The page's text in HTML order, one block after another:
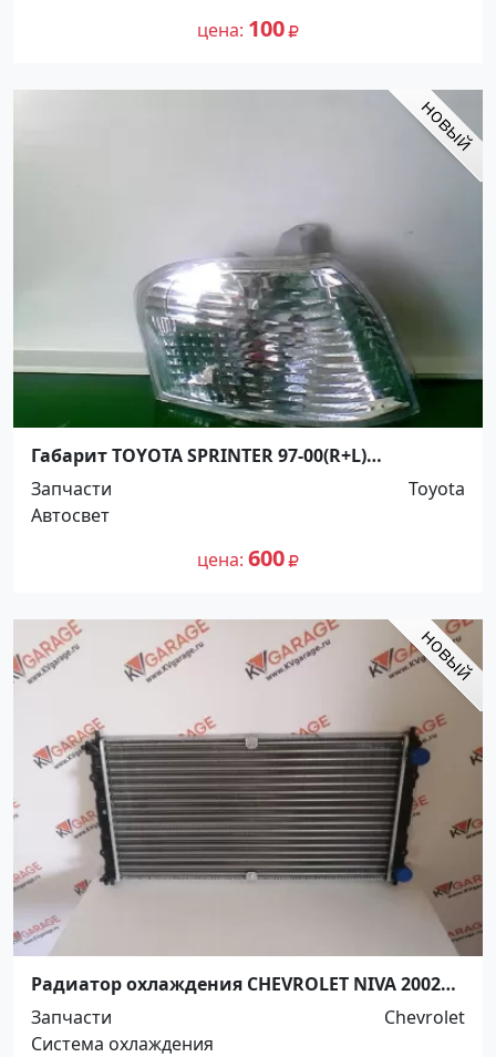
цена 100
Габарит TOYOTA SPRINTER 97-00(R+L)
Краснодар
Запчасти
Toyota
Автосвет
цена 600
Радиатор охлаждения CHEVROLET NIVA 2002
Краснодар
Запчасти
Chevrolet
Система охлаждения